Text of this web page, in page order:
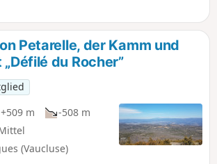
Petarelle, der Kamm und
du Rocher”
+509 m
-508 m
(Vaucluse)